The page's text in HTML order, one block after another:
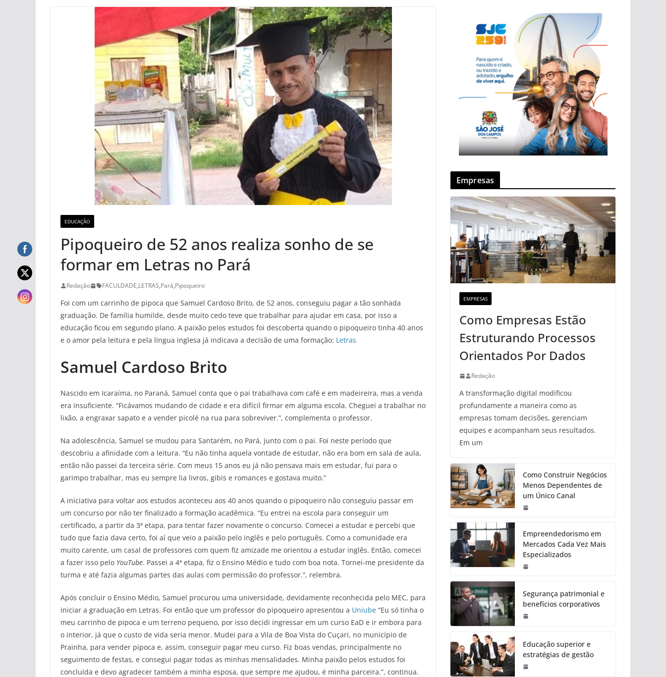
EDUCAÇÃO
Pipoqueiro de 52 anos realiza sonho de se
formar em Letras no Pará
Redação FACULDADE,LETRAS,Pará,Pipoqueiro
Foi com um carrinho de pipoca que Samuel Cardoso Brito, de 52 anos, conseguiu pagar a tão sonhada
graduação. De família humilde, desde muito cedo teve que trabalhar para ajudar em casa, por isso a
educação ficou em segundo plano. A paixão pelos estudos foi descoberta quando o pipoqueiro tinha 40 anos
e o amor pela leitura e pela língua inglesa já indicava a decisão de uma formação: Letras
Samuel Cardoso Brito
Nascido em Icaraíma, no Paraná, Samuel conta que o pai trabalhava com café e em madeireira, mas a venda
era insuficiente. “Ficávamos mudando de cidade e era difícil firmar em alguma escola. Cheguei a trabalhar no
lixão, a engraxar sapato e a vender picolé na rua para sobreviver.”, complementa o professor.
Na adolescência, Samuel se mudou para Santarém, no Pará, junto com o pai. Foi neste período que
descobriu a afinidade com a leitura. “Eu não tinha aquela vontade de estudar, não era bom em sala de aula,
então não passei da terceira série. Com meus 15 anos eu já não pensava mais em estudar, fui para o
garimpo trabalhar, mas eu sempre lia livros, gibis e romances e gostava muito.”
A iniciativa para voltar aos estudos aconteceu aos 40 anos quando o pipoqueiro não conseguiu passar em
um concurso por não ter finalizado a formação acadêmica. “Eu entrei na escola para conseguir um
certificado, a partir da 3ª etapa, para tentar fazer novamente o concurso. Comecei a estudar e percebi que
tudo que fazia dava certo, foi aí que veio a paixão pelo inglês e pelo português. Como a comunidade era
muito carente, um casal de professores com quem fiz amizade me orientou a estudar inglês. Então, comecei
a fazer isso pelo YouTube. Passei a 4ª etapa, fiz o Ensino Médio e tudo com boa nota. Tornei-me presidente da
turma e até fazia algumas partes das aulas com permissão do professor.”, relembra.
Após concluir o Ensino Médio, Samuel procurou uma universidade, devidamente reconhecida pelo MEC, para
iniciar a graduação em Letras. Foi então que um professor do pipoqueiro apresentou a Uniube “Eu só tinha o
meu carrinho de pipoca e um terreno pequeno, por isso decidi ingressar em um curso EaD e ir embora para
o interior, já que o custo de vida seria menor. Mudei para a Vila de Boa Vista do Cuçari, no município de
Prainha, para vender pipoca e, assim, conseguir pagar meu curso. Fiz boas vendas, principalmente no
seguimento de festas, e consegui pagar todas as minhas mensalidades. Minha paixão pelos estudos foi
concluída e devo agradecer também a minha esposa, que sempre me ajudou, é minha parceira.”, continua.
Empresas
EMPRESAS
Como Empresas Estão
Estruturando Processos
Orientados Por Dados
Redação
A transformação digital modificou
profundamente a maneira como as
empresas tomam decisões, gerenciam
equipes e acompanham seus resultados.
Em um
Como Construir Negócios
Menos Dependentes de
um Único Canal
Empreendedorismo em
Mercados Cada Vez Mais
Especializados
Segurança patrimonial e
benefícios corporativos
Educação superior e
estratégias de gestão